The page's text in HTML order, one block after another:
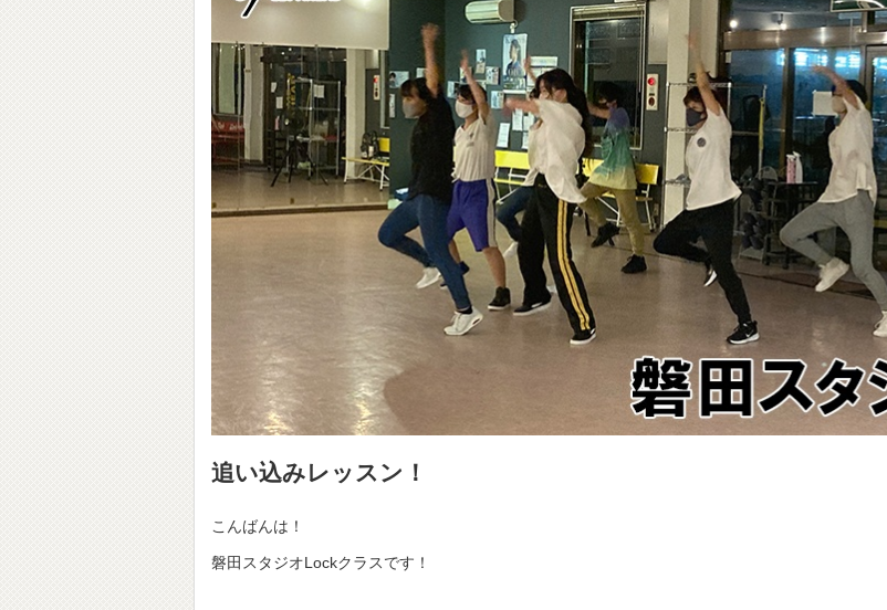
追い込みレッスン！
こんばんは！
磐田スタジオLockクラスです！